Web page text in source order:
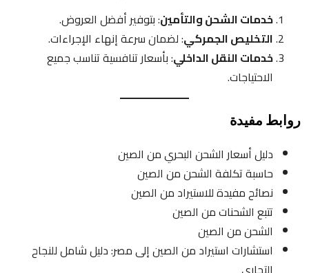
خدمات الشحن والتأمين: بتوفير أفضل العروض.
التخليص الجمركي: لضمان سرعة إنهاء الإجراءات.
خدمات النقل الداخلي: بأسعار تنافسية تناسب جميع
الاحتياجات.
روابط مفيدة
دليل أسعار الشحن البحري من الصين
حاسبة تكلفة الشحن من الصين
نصائح مفيدة للاستيراد من الصين
تتبع الشحنات من الصين
الشحن من الصين
استشارات استيراد من الصين إلى مصر: دليل شامل للنجاح